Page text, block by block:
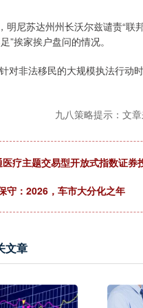
苏达州州长沃尔兹谴责“联邦
”挨家挨户盘问的情况。
非法移民的大规模执法行动
九八策略提示：文
疗主题交易型开放式指数证券
守：2026，车市大分化之年
文章